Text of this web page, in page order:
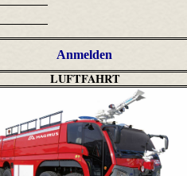
Anmelden
LUFTFAHRT